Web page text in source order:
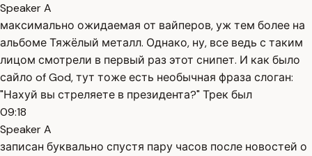
Speaker A
максимально ожидаемая от вайперов, уж тем более на
альбоме Тяжёлый металл. Однако, ну, все ведь с таким
лицом смотрели в первый раз этот снипет. И как было
сайло of God, тут тоже есть необычная фраза слоган:
"Нахуй вы стреляете в президента?" Трек был
09:18
Speaker A
записан буквально спустя пару часов после новостей о